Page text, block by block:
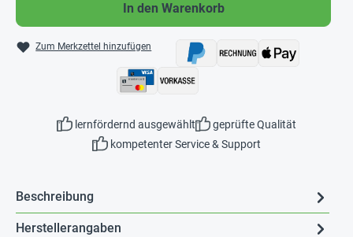
In den Warenkorb
Zum Merkzettel hinzufügen
lernfördernd ausgewählt
geprüfte Qualität
kompetenter Service & Support
Beschreibung
Herstellerangaben